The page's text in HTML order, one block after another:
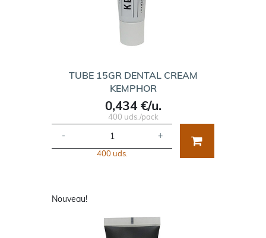
TUBE 15GR DENTAL CREAM
KEMPHOR
0,434 €/u.
400 uds./pack
- +
400 uds.
Nouveau!